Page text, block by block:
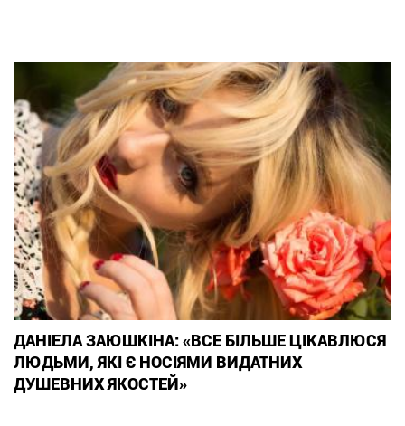
ДАНІЕЛА ЗАЮШКІНА: «ВСЕ БІЛЬШЕ ЦІКАВЛЮСЯ
ЛЮДЬМИ, ЯКІ Є НОСІЯМИ ВИДАТНИХ
ДУШЕВНИХ ЯКОСТЕЙ»